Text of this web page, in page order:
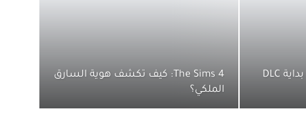
Fallout New Vegas: أماكن بداية DLC
The Sims 4: كيف تكشف هوية السارق
الملكي؟